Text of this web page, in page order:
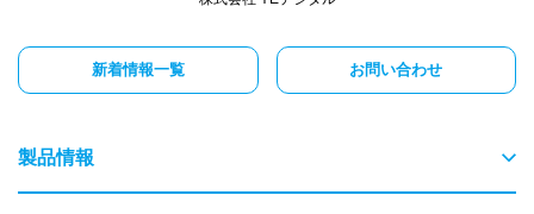
新着情報一覧 お問い合わせ
製品情報